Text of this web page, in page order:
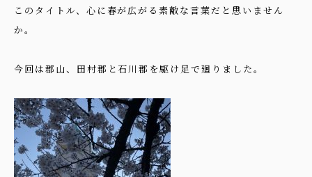
このタイトル、心に春が広がる素敵な言葉だと思いません
か。
今回は郡山、田村郡と石川郡を駆け足で廻りました。